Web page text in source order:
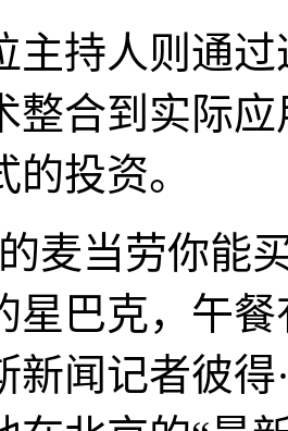
持人则通过
整合到实际
投资。
当劳你能买
星巴克，午
新闻记者彼得